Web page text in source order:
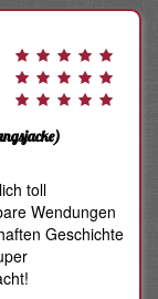
toll
Wendungen
Geschichte